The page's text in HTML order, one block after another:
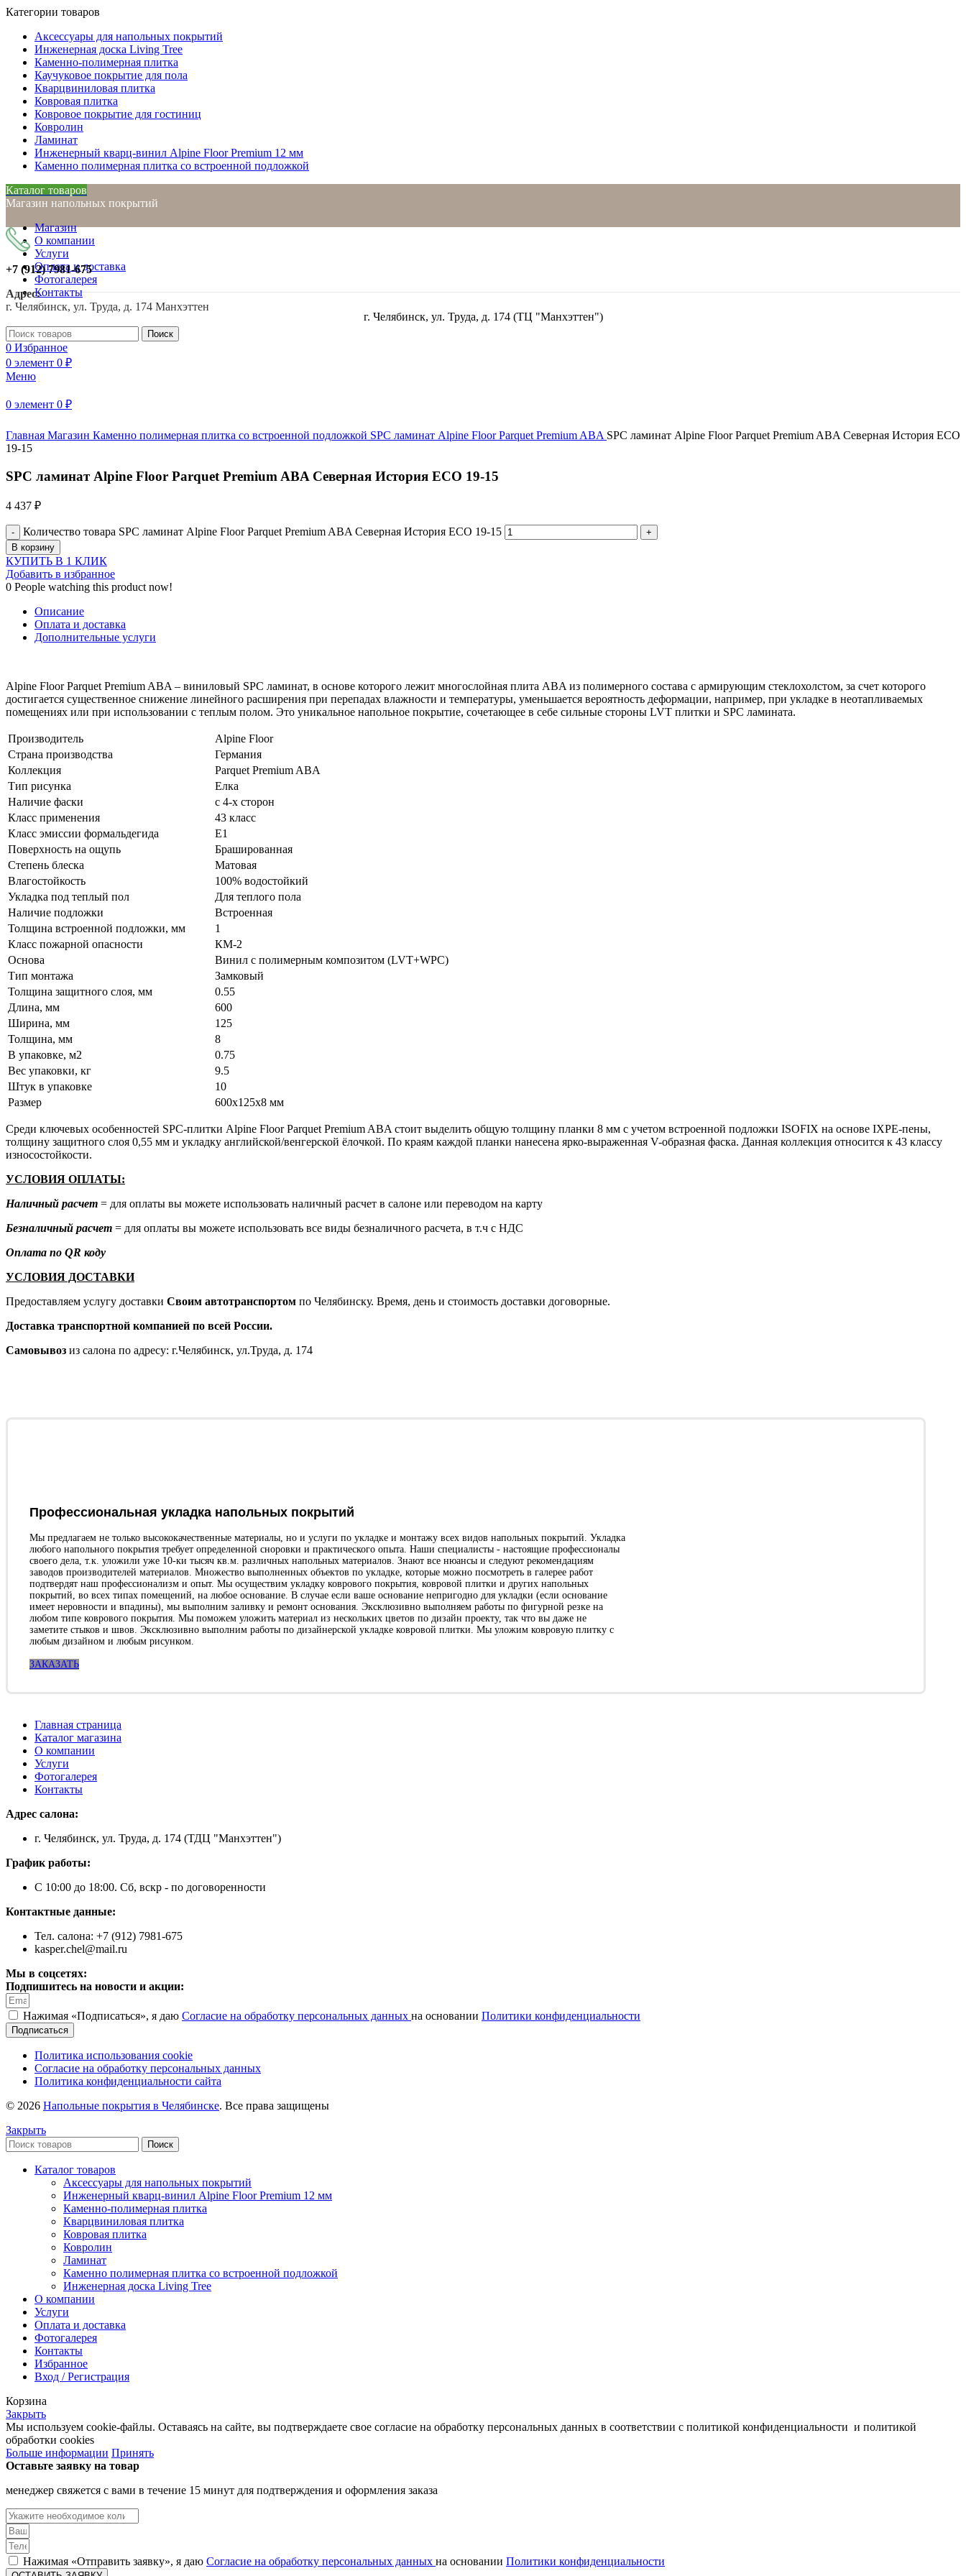
Категории товаров
Аксессуары для напольных покрытий
Инженерная доска Living Tree
Каменно-полимерная плитка
Каучуковое покрытие для пола
Кварцвиниловая плитка
Ковровая плитка
Ковровое покрытие для гостиниц
Ковролин
Ламинат
Инженерный кварц-винил Alpine Floor Premium 12 мм
Каменно полимерная плитка со встроенной подложкой
Каталог товаров
Магазин напольных покрытий
Магазин
О компании
Услуги
Оплата и доставка
Фотогалерея
Контакты
г. Челябинск, ул. Труда, д. 174 (ТЦ "Манхэттен")
+7 (912)7981-675
Адрес:
г. Челябинск, ул. Труда, д. 174 Манхэттен
Поиск
0 Избранное
0 элемент 0 ₽
Меню
0 элемент 0 ₽
Нажмите, чтобы увеличить
Главная Магазин Каменно полимерная плитка со встроенной подложкой SPC ламинат Alpine Floor Parquet Premium ABA SPC ламинат Alpine Floor Parquet Premium ABA Северная История ECO
19-15
SPC ламинат Alpine Floor Parquet Premium ABA Северная История ECO 19-15
4 437 ₽
Количество товара SPC ламинат Alpine Floor Parquet Premium ABA Северная История ECO 19-15
В корзину
КУПИТЬ В 1 КЛИК
Добавить в избранное
0 People watching this product now!
Описание
Оплата и доставка
Дополнительные услуги
Alpine Floor Parquet Premium ABA – виниловый SPC ламинат, в основе которого лежит многослойная плита ABA из полимерного состава с армирующим стеклохолстом, за счет которого
достигается существенное снижение линейного расширения при перепадах влажности и температуры, уменьшается вероятность деформации, например, при укладке в неотапливаемых
помещениях или при использовании с теплым полом. Это уникальное напольное покрытие, сочетающее в себе сильные стороны LVT плитки и SPC ламината.
Производитель
Alpine Floor
Страна производства
Германия
Коллекция
Parquet Premium ABA
Тип рисунка
Елка
Наличие фаски
с 4-х сторон
Класс применения
43 класс
Класс эмиссии формальдегида
E1
Поверхность на ощупь
Брашированная
Степень блеска
Матовая
Влагостойкость
100% водостойкий
Укладка под теплый пол
Для теплого пола
Наличие подложки
Встроенная
Толщина встроенной подложки, мм
1
Класс пожарной опасности
КМ-2
Основа
Винил с полимерным композитом (LVT+WPC)
Тип монтажа
Замковый
Толщина защитного слоя, мм
0.55
Длина, мм
600
Ширина, мм
125
Толщина, мм
8
В упаковке, м2
0.75
Вес упаковки, кг
9.5
Штук в упаковке
10
Размер
600х125х8 мм
Среди ключевых особенностей SPC-плитки Alpine Floor Parquet Premium ABA стоит выделить общую толщину планки 8 мм с учетом встроенной подложки ISOFIX на основе IXPE-пены,
толщину защитного слоя 0,55 мм и укладку английской/венгерской ёлочкой. По краям каждой планки нанесена ярко-выраженная V-образная фаска. Данная коллекция относится к 43 классу
износостойкости.
УСЛОВИЯ ОПЛАТЫ:
Наличный расчет = для оплаты вы можете использовать наличный расчет в салоне или переводом на карту
Безналичный расчет = для оплаты вы можете использовать все виды безналичного расчета, в т.ч с НДС
Оплата по QR коду
УСЛОВИЯ ДОСТАВКИ
Предоставляем услугу доставки Своим автотранспортом по Челябинску. Время, день и стоимость доставки договорные.
Доставка транспортной компанией по всей России.
Самовывоз из салона по адресу: г.Челябинск, ул.Труда, д. 174
Профессиональная укладка напольных покрытий
Мы предлагаем не только высококачественные материалы, но и услуги по укладке и монтажу всех видов напольных покрытий. Укладка
любого напольного покрытия требует определенной сноровки и практического опыта. Наши специалисты - настоящие профессионалы
своего дела, т.к. уложили уже 10-ки тысяч кв.м. различных напольных материалов. Знают все нюансы и следуют рекомендациям
заводов производителей материалов. Множество выполненных объектов по укладке, которые можно посмотреть в галерее работ
подтвердят наш профессионализм и опыт. Мы осуществим укладку коврового покрытия, ковровой плитки и других напольных
покрытий, во всех типах помещений, на любое основание. В случае если ваше основание непригодно для укладки (если основание
имеет неровности и впадины), мы выполним заливку и ремонт основания. Эксклюзивно выполняем работы по фигурной резке на
любом типе коврового покрытия. Мы поможем уложить материал из нескольких цветов по дизайн проекту, так что вы даже не
заметите стыков и швов. Эксклюзивно выполним работы по дизайнерской укладке ковровой плитки. Мы уложим ковровую плитку с
любым дизайном и любым рисунком.
ЗАКАЗАТЬ
Главная страница
Каталог магазина
О компании
Услуги
Фотогалерея
Контакты
Адрес салона:
г. Челябинск, ул. Труда, д. 174 (ТДЦ "Манхэттен")
График работы:
С 10:00 до 18:00. Сб, вскр - по договоренности
Контактные данные:
Тел. салона: +7 (912) 7981-675
kasper.chel@mail.ru
Мы в соцсетях:
Подпишитесь на новости и акции:
Нажимая «Подписаться», я даю Согласие на обработку персональных данных на основании Политики конфиденциальности
Подписаться
Политика использования cookie
Согласие на обработку персональных данных
Политика конфиденциальности сайта
© 2026 Напольные покрытия в Челябинске. Все права защищены
Закрыть
Поиск
Каталог товаров
Аксессуары для напольных покрытий
Инженерный кварц-винил Alpine Floor Premium 12 мм
Каменно-полимерная плитка
Кварцвиниловая плитка
Ковровая плитка
Ковролин
Ламинат
Каменно полимерная плитка со встроенной подложкой
Инженерная доска Living Tree
О компании
Услуги
Оплата и доставка
Фотогалерея
Контакты
Избранное
Вход / Регистрация
Корзина
Закрыть
Мы используем cookie-файлы. Оставаясь на сайте, вы подтверждаете свое согласие на обработку персональных данных в соответствии с политикой конфиденциальности и политикой
обработки cookies
Больше информации Принять
Оставьте заявку на товар
менеджер свяжется с вами в течение 15 минут для подтверждения и оформления заказа
Нажимая «Отправить заявку», я даю Согласие на обработку персональных данных на основании Политики конфиденциальности